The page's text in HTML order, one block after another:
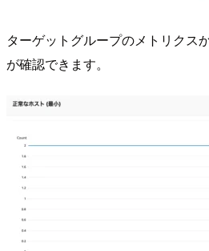
ターゲットグループのメトリクス
が確認できます。